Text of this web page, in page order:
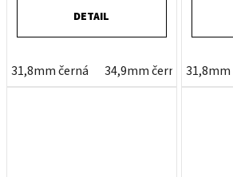
DETAIL
31,8mm černá 34,9mm černá 31,8mm